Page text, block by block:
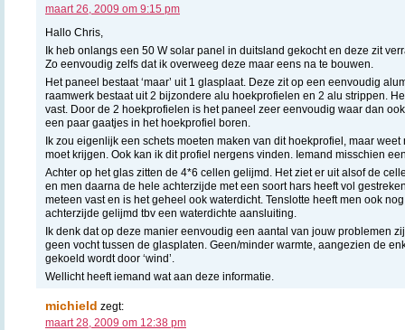
maart 26, 2009 om 9:15 pm
Hallo Chris,
Ik heb onlangs een 50 W solar panel in duitsland gekocht en deze zit
Zo eenvoudig zelfs dat ik overweeg deze maar eens na te bouwen.
Het paneel bestaat ‘maar’ uit 1 glasplaat. Deze zit op een eenvoudig
raamwerk bestaat uit 2 bijzondere alu hoekprofielen en 2 alu strippen.
vast. Door de 2 hoekprofielen is het paneel zeer eenvoudig waar dan
een paar gaatjes in het hoekprofiel boren.
Ik zou eigenlijk een schets moeten maken van dit hoekprofiel, maar
moet krijgen. Ook kan ik dit profiel nergens vinden. Iemand misschien
Achter op het glas zitten de 4*6 cellen gelijmd. Het ziet er uit alsof de
en men daarna de hele achterzijde met een soort hars heeft vol
meteen vast en is het geheel ook waterdicht. Tenslotte heeft men ook nog
achterzijde gelijmd tbv een waterdichte aansluiting.
Ik denk dat op deze manier eenvoudig een aantal van jouw problemen
geen vocht tussen de glasplaten. Geen/minder warmte, aangezien de
gekoeld wordt door ‘wind’.
Wellicht heeft iemand wat aan deze informatie.
michield zegt:
maart 28, 2009 om 12:38 pm